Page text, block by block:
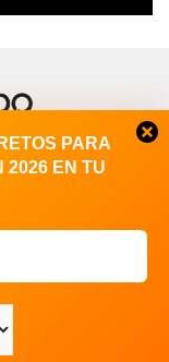
PARA
2026 EN TU